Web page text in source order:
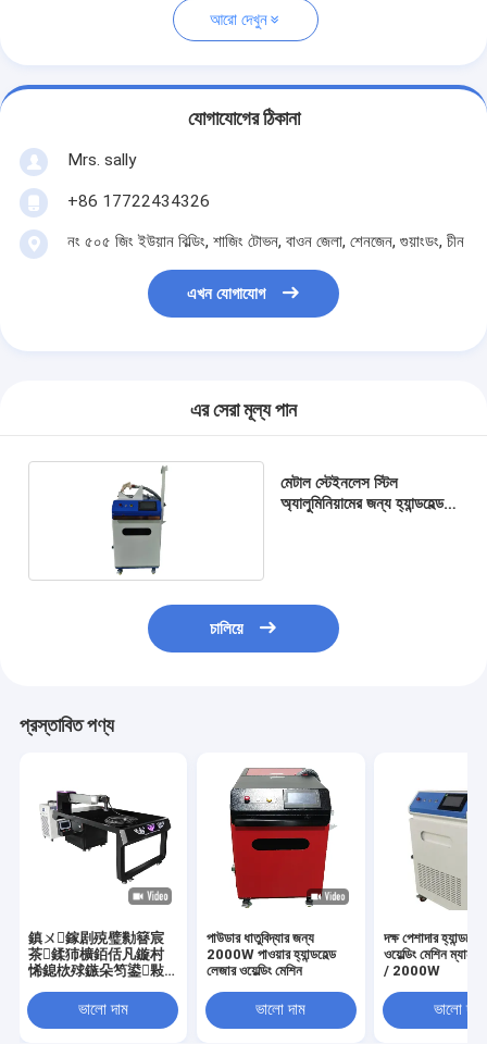
আরো দেখুন
যোগাযোগের ঠিকানা
Mrs. sally
+86 17722434326
নং ৫০৫ জিং ইউয়ান বিল্ডিং, শাজিং টোভন, বাওন জেলা, শেনজেন, গুয়াংডং, চীন
এখন যোগাযোগ
এর সেরা মূল্য পান
মেটাল স্টেইনলেস স্টিল
অ্যালুমিনিয়ামের জন্য হ্যান্ডহেল্ড
চালিয়ে
প্রস্তাবিত পণ্য
鎮ㄨ鎵剧殑璧勬簮宸
茶鍒犻櫎銆佸凡鏇村
悕鎴栨殏鏃朵笉鍙敤
ভালো দাম
পাউডার ধাতুবিদ্যার জন্য
2000W পাওয়ার হ্যান্ডহেল্ড
লেজার ওয়েল্ডিং মেশিন
ভালো দাম
দক্ষ পেশাদার
ওয়েল্ডিং মেশিন
/ 2000W
ভালো দাম